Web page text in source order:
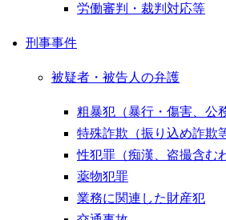
労働審判・裁判対応等
刑事事件
被疑者・被告人の弁護
粗暴犯（暴行・傷害、公
特殊詐欺（振り込め詐欺
性犯罪（痴漢、盗撮含む
薬物犯罪
業務に関連した財産犯